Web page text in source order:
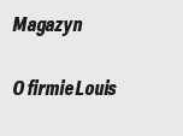
Magazyn
O firmie Louis